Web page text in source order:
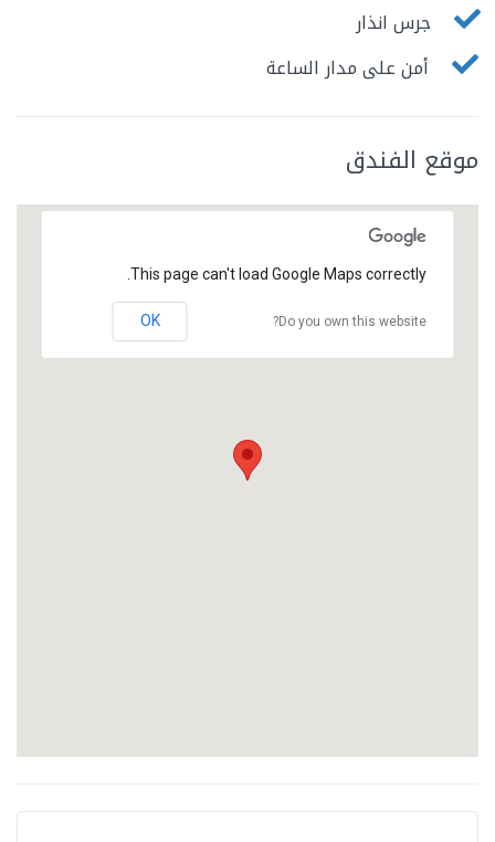
جرس انذار
أمن على مدار الساعة
موقع الفندق
This page can't load Google Maps correctly.
Do you own this website?
OK